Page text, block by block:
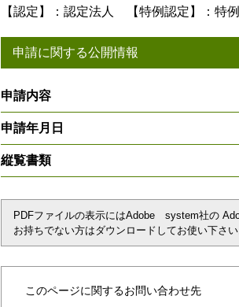
【認定】：認定法人 【特例認定】：特
申請に関する公開情報
申請内容
申請年月日
縦覧書類
PDFファイルの表示にはAdobe system社の
お持ちでない方はダウンロードしてお使い下さい
このページに関するお問い合わせ先